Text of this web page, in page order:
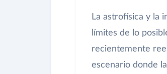
La astrofísica y la
límites de lo
recientemente
escenario donde